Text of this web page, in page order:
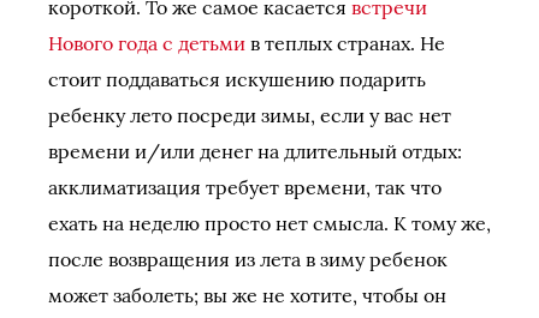
короткой. То же самое касается встречи
Нового года с детьми в теплых странах. Не
стоит поддаваться искушению подарить
ребенку лето посреди зимы, если у вас нет
времени и/или денег на длительный отдых:
акклиматизация требует времени, так что
ехать на неделю просто нет смысла. К тому же,
после возвращения из лета в зиму ребенок
может заболеть; вы же не хотите, чтобы он